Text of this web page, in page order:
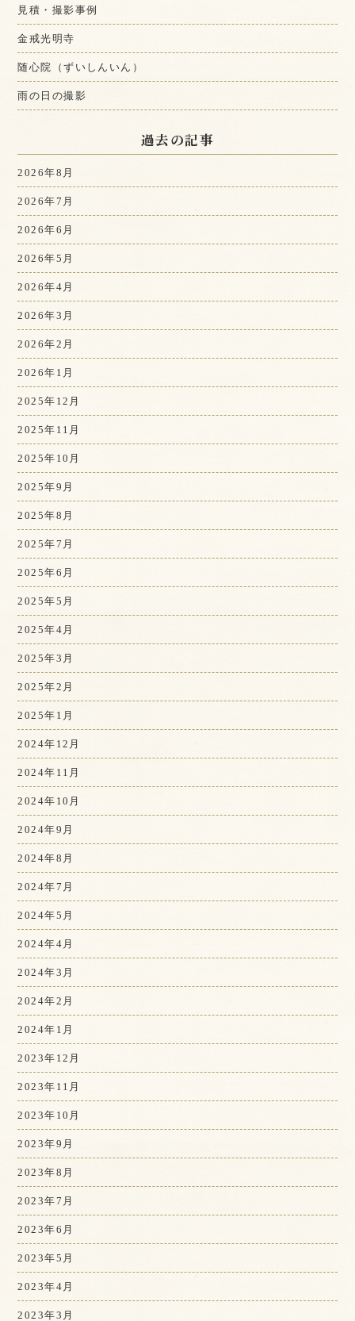
見積・撮影事例
金戒光明寺
随心院（ずいしんいん）
雨の日の撮影
過去の記事
2026年8月
2026年7月
2026年6月
2026年5月
2026年4月
2026年3月
2026年2月
2026年1月
2025年12月
2025年11月
2025年10月
2025年9月
2025年8月
2025年7月
2025年6月
2025年5月
2025年4月
2025年3月
2025年2月
2025年1月
2024年12月
2024年11月
2024年10月
2024年9月
2024年8月
2024年7月
2024年5月
2024年4月
2024年3月
2024年2月
2024年1月
2023年12月
2023年11月
2023年10月
2023年9月
2023年8月
2023年7月
2023年6月
2023年5月
2023年4月
2023年3月